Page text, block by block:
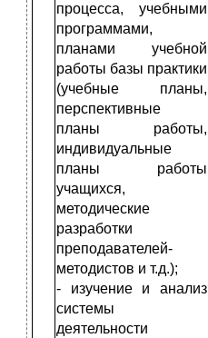
процесса, учебными
программами,
планами учебной
работы базы практики
(учебные планы,
перспективные
планы работы,
индивидуальные
планы работы
учащихся,
методические
разработки
преподавателей-
методистов и т.д.);
- изучение и анализ
системы
деятельности